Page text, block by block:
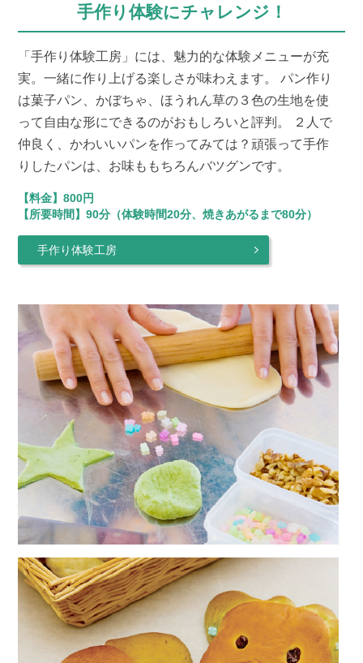
手作り体験にチャレンジ！
「手作り体験工房」には、魅力的な体験メニューが充
実。一緒に作り上げる楽しさが味わえます。 パン作り
は菓子パン、かぼちゃ、ほうれん草の３色の生地を使
って自由な形にできるのがおもしろいと評判。 ２人で
仲良く、かわいいパンを作ってみては？頑張って手作
りしたパンは、お味ももちろんバツグンです。
【料金】800円
【所要時間】90分（体験時間20分、焼きあがるまで80分）
手作り体験工房